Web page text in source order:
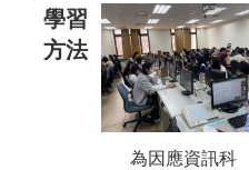
學習
方法
為因應資訊科